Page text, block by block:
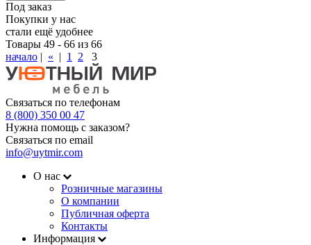
Под заказ
Покупки у нас
стали ещё удобнее
Товары 49 - 66 из 66
начало | « | 1 2 3
Связаться по телефонам
8 (800) 350 00 47
Нужна помощь с заказом?
Связаться по email
info@uytmir.com
О нас
Розничные магазины
О компании
Публичная оферта
Контакты
Информация